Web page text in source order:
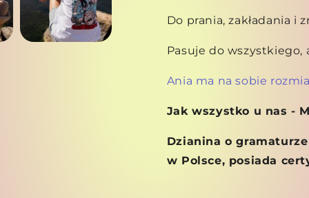
Do prania, zakładania i
Pasuje do wszystkiego,
Ania ma na sobie
Jak wszystko u nas -
Dzianina o gramaturze
w Polsce, posiada